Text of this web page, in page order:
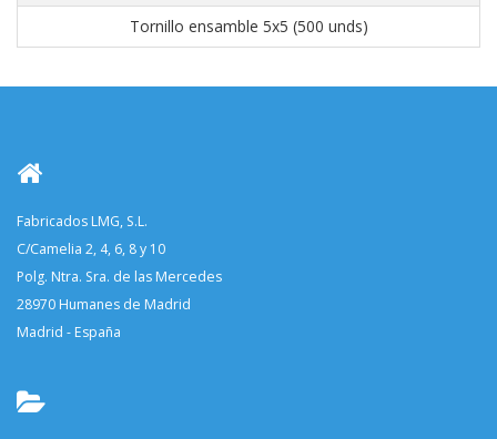
Tornillo ensamble 5x5 (500 unds)
Fabricados LMG, S.L.
C/Camelia 2, 4, 6, 8 y 10
Polg. Ntra. Sra. de las Mercedes
28970 Humanes de Madrid
Madrid - España